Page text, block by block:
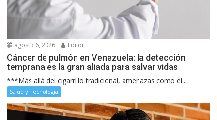
agosto 6, 2026 Editor
Cáncer de pulmón en Venezuela: la detección
temprana es la gran aliada para salvar vidas
***Más allá del cigarrillo tradicional, amenazas como el...
Salud y Tecnología